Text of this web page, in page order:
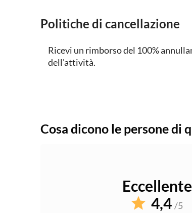
Politiche di cancellazione
Ricevi un rimborso del 100%
dell'attività.
Cosa dicono le persone di
Eccellente
4,4 /5